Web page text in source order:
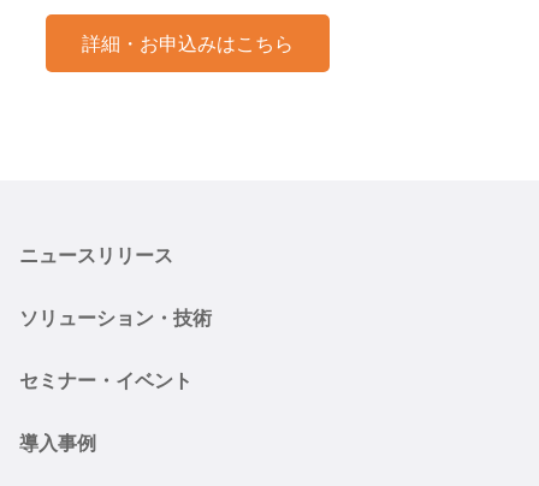
詳細・お申込みはこちら
ニュースリリース
ソリューション・技術
セミナー・イベント
導入事例